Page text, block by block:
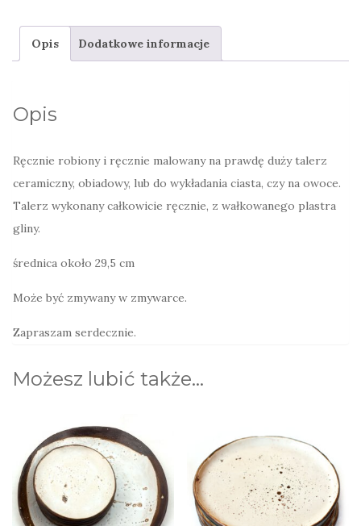
ręcznie
wykonany
Opis Dodatkowe informacje
Opis
Ręcznie robiony i ręcznie malowany na prawdę duży talerz
ceramiczny, obiadowy, lub do wykładania ciasta, czy na owoce.
Talerz wykonany całkowicie ręcznie, z wałkowanego plastra
gliny.
średnica około 29,5 cm
Może być zmywany w zmywarce.
Zapraszam serdecznie.
Możesz lubić także…